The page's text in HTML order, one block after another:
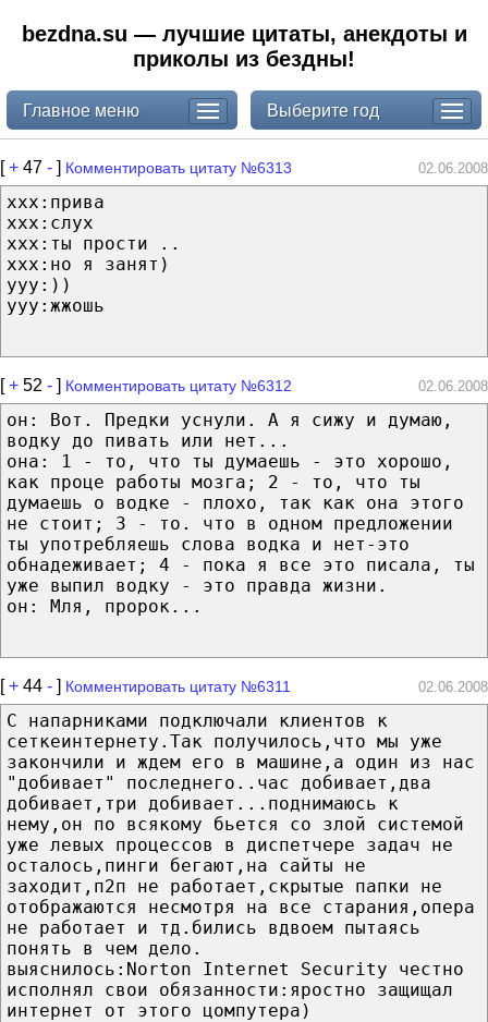
bezdna.su — лучшие цитаты, анекдоты и
приколы из бездны!
Главное меню Выберите год
[+ 47 - ] Комментировать цитату №6313 02.06.2008
ххх:прива
ххх:слух
ххх:ты прости ..
ххх:но я занят)
yyy:))
yyy:жжошь
[+ 52 - ] Комментировать цитату №6312 02.06.2008
он: Вот. Предки уснули. А я сижу и думаю,
водку до пивать или нет...
она: 1 - то, что ты думаешь - это хорошо,
как проце работы мозга; 2 - то, что ты
думаешь о водке - плохо, так как она этого
не стоит; 3 - то. что в одном предложении
ты употребляешь слова водка и нет-это
обнадеживает; 4 - пока я все это писала, ты
уже выпил водку - это правда жизни.
он: Мля, пророк...
[+ 44 - ] Комментировать цитату №6311 02.06.2008
С напарниками подключали клиентов к
сеткеинтернету.Так получилось,что мы уже
закончили и ждем его в машине,а один из нас
"добивает" последнего..час добивает,два
добивает,три добивает...поднимаюсь к
нему,он по всякому бьется со злой системой
уже левых процессов в диспетчере задач не
осталось,пинги бегают,на сайты не
заходит,п2п не работает,скрытые папки не
отображаются несмотря на все старания,опера
не работает и тд.бились вдвоем пытаясь
понять в чем дело.
выяснилось:Norton Internet Security честно
исполнял свои обязанности:яростно защищал
интернет от этого цомпутера)